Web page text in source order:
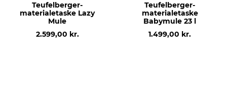
Teufelberger-
materialetaske Lazy
Mule
2.599,00 kr.
Teufelberger-
materialetaske
Babymule 23 l
1.499,00 kr.